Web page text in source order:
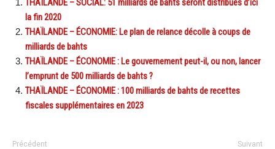
la fin 2020
THAÏLANDE – ÉCONOMIE: Le plan de relance décolle à coups de
milliards de bahts
THAÏLANDE – ÉCONOMIE : Le gouvernement peut-il, ou non, lancer
l’emprunt de 500 milliards de bahts ?
THAÏLANDE – ÉCONOMIE : 100 milliards de bahts de recettes
fiscales supplémentaires en 2023
Précédent Suivant